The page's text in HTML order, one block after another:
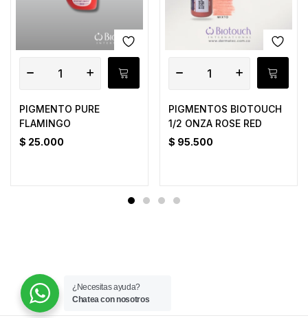
PIGMENTO PURE
FLAMINGO
$ 25.000
PIGMENTOS BIOTOUCH
1/2 ONZA ROSE RED
$ 95.500
¿Necesitas ayuda?
Chatea con nosotros